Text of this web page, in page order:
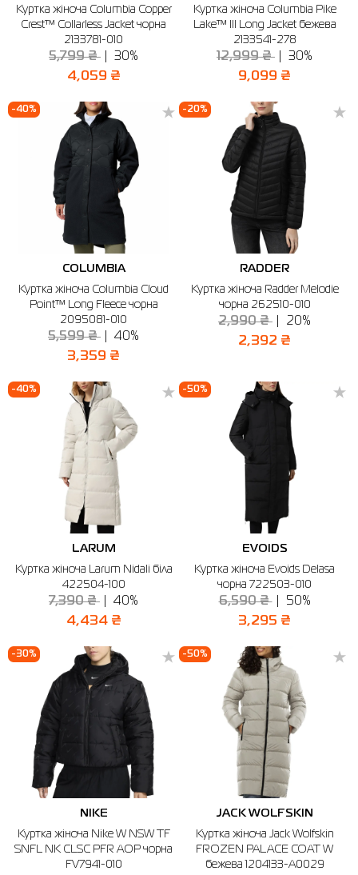
Куртка жіноча Columbia Copper
Crest™ Collarless Jacket чорна
2133781-010
5,799 ₴ 30%
4,059 ₴
Куртка жіноча Columbia Pike
Lake™ III Long Jacket бежева
2133541-278
12,999 ₴ 30%
9,099 ₴
-40%
COLUMBIA
Куртка жіноча Columbia Cloud
Point™ Long Fleece чорна
2095081-010
5,599 ₴ 40%
3,359 ₴
-20%
RADDER
Куртка жіноча Radder Melodie
чорна 262510-010
2,990 ₴ 20%
2,392 ₴
-40%
LARUM
Куртка жіноча Larum Nidali біла
422504-100
7,390 ₴ 40%
4,434 ₴
-50%
EVOIDS
Куртка жіноча Evoids Delasa
чорна 722503-010
6,590 ₴ 50%
3,295 ₴
-30%
NIKE
Куртка жіноча Nike W NSW TF
SNFL NK CLSC PFR AOP чорна
FV7941-010
-50%
JACK WOLFSKIN
Куртка жіноча Jack Wolfskin
FROZEN PALACE COAT W
бежева 1204133-A0029